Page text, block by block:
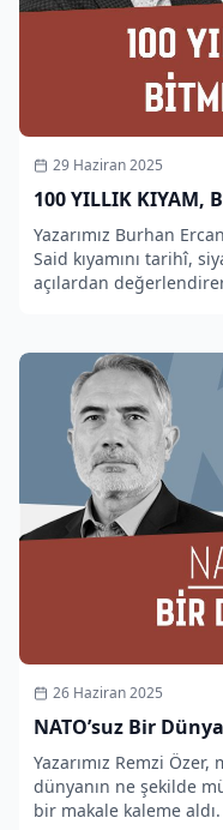
29 Haziran 2025
100 YILLIK KIYAM,
Yazarımız Burhan
Said kıyamını tarihî,
açılardan
26 Haziran 2025
NATO’suz Bir
Yazarımız Remzi
dünyanın ne şekilde
bir makale kaleme aldı.